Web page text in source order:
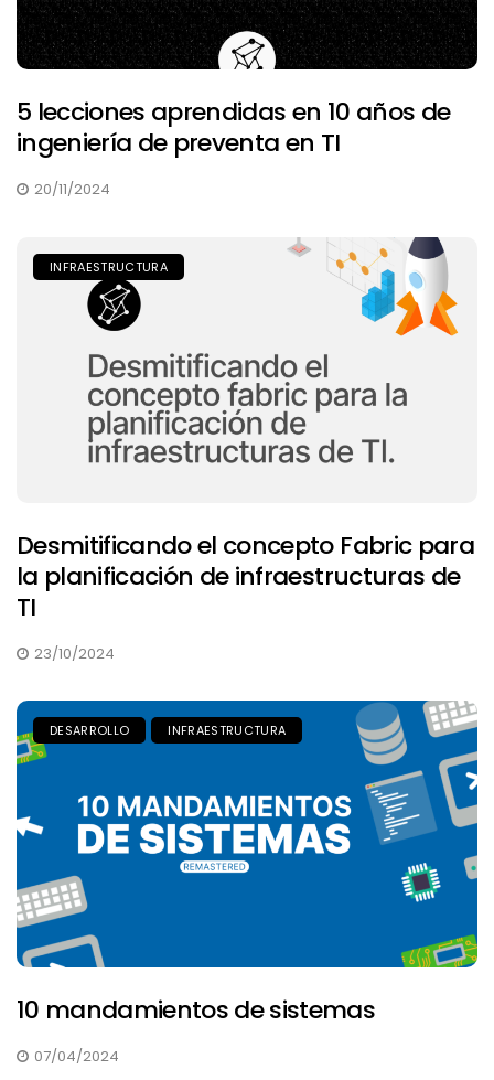
5 lecciones aprendidas en 10 años de
ingeniería de preventa en TI
20/11/2024
INFRAESTRUCTURA
Desmitificando el concepto Fabric para
la planificación de infraestructuras de
TI
23/10/2024
DESARROLLO INFRAESTRUCTURA
10 mandamientos de sistemas
07/04/2024